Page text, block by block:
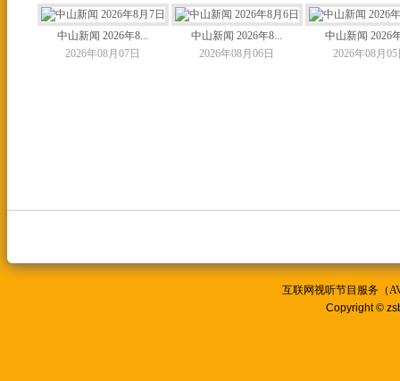
中山新闻 2026年8...
2026年08月07日
中山新闻 2026年8...
2026年08月06日
中山新闻 2026
2026年08月05
互联网视听节目服务（
Copyright ©